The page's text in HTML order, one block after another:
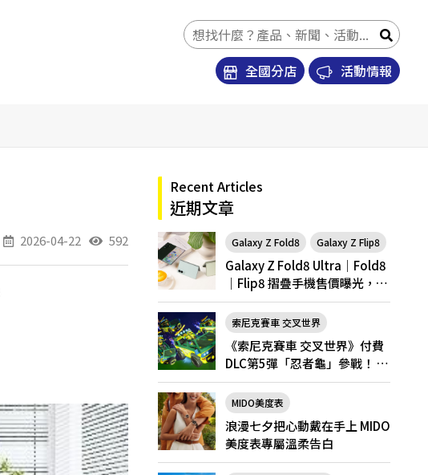
活動情報
全國分店
2026-04-22 592
Recent Articles
近期文章
Galaxy Z Fold8 Galaxy Z Flip8
Galaxy Z Fold8 Ultra｜Fold8
｜Flip8 摺疊手機售價曝光，開
放預購
索尼克賽車 交叉世界
《索尼克賽車 交叉世界》付費
DLC第5彈「忍者龜」參戰！ 7
月31日（五）起將舉辦「忍者
龜祭典」
MIDO美度表
浪漫七夕把心動戴在手上 MIDO
美度表專屬溫柔告白